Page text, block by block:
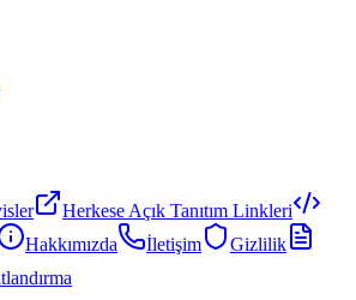
Herkese Açık Tanıtım Linkleri
Hakkımızda İletişim
Gizlilik